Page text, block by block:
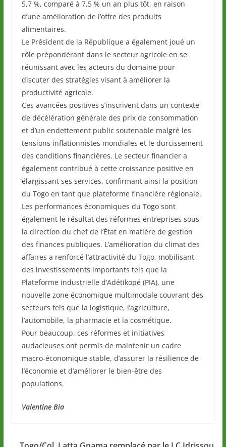
5,7 %, comparé à 7,5 % un an plus tôt, en raison
d’une amélioration de l’offre des produits
alimentaires.
Le Président de la République a également joué un
rôle prépondérant dans le secteur agricole en se
réunissant avec les acteurs du domaine pour
discuter des stratégies visant à améliorer la
productivité agricole.
Ces avancées positives s’inscrivent dans un contexte
de décélération générale des prix de consommation
et d’un endettement public soutenable malgré les
tensions inflationnistes mondiales et le durcissement
des conditions financières. Le secteur financier a
également contribué à cette croissance positive en
élargissant ses services, confirmant ainsi la position
du Togo en tant que plateforme financière régionale.
Les performances économiques du Togo sont
également le résultat des réformes entreprises sous
la direction du chef de l’État en matière de gestion
des finances publiques. L’amélioration du climat des
affaires a renforcé l’attractivité du Togo, mobilisant
des investissements importants tels que la
Plateforme industrielle d’Adétikopé (PIA), une
nouvelle zone économique multimodale couvrant des
secteurs tels que la logistique, l’agriculture,
l’automobile, la pharmacie et la cosmétique.
Pour beaucoup, ces réformes et initiatives
audacieuses ont permis de maintenir un cadre
macro-économique stable, d’assurer la résilience de
l’économie et d’améliorer le bien-être des
populations.
Valentine Bia